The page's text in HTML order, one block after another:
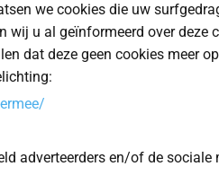
we cookies die uw
u al geïnformeerd over
dat deze geen cookies meer
adverteerders en/of de sociale